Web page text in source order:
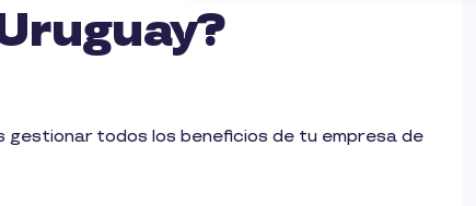
gestionar todos los beneficios de tu empresa de